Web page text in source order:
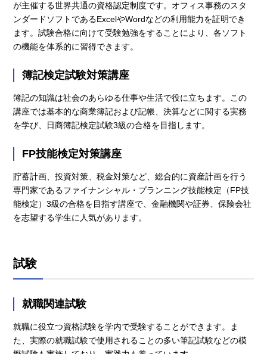
が主催する世界共通の資格認定制度です。オフィス事務のスタ
ンダードソフトであるExcelやWordなどの利用能力を証明でき
ます。試験合格に向けて受験勉強をすることにより、各ソフト
の機能を体系的に習得できます。
簿記検定試験対策講座
簿記の知識は社会のあらゆる仕事や生活で役に立ちます。この
講座では基本的な商業簿記および記帳、決算などに関する実務
を学び、日商簿記検定試験3級の合格を目指します。
FP技能検定対策講座
貯蓄計画、投資対策、税金対策など、総合的に資産計画を行う
専門家であるファイナンシャル・プランニング技能検定（FP技
能検定）3級の合格を目指す講座で、金融機関や証券、保険会社
を志望する学生に人気があります。
試験
就職関連試験
就職に役立つ資格試験を学内で受験することができます。ま
た、実際の就職試験で使用されることの多い筆記試験などの模